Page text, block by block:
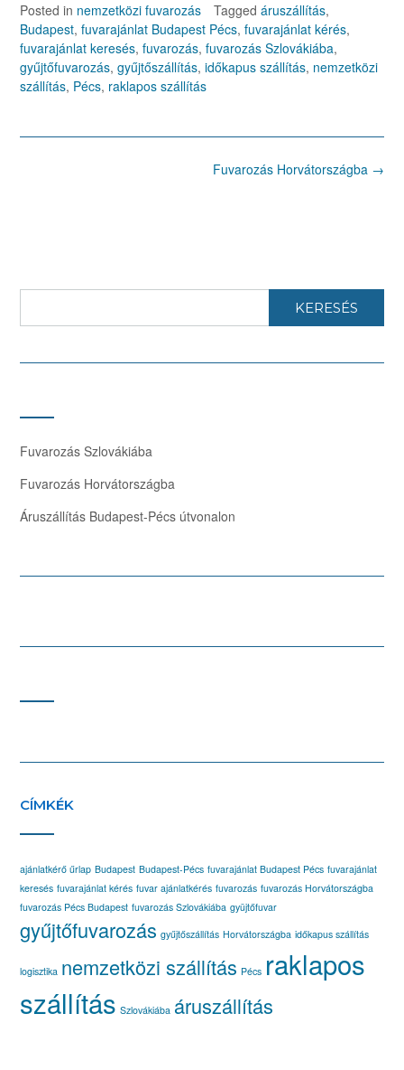
Posted in nemzetközi fuvarozás Tagged áruszállítás,
Budapest, fuvarajánlat Budapest Pécs, fuvarajánlat kérés,
fuvarajánlat keresés, fuvarozás, fuvarozás Szlovákiába,
gyűjtőfuvarozás, gyűjtőszállítás, időkapus szállítás, nemzetközi
szállítás, Pécs, raklapos szállítás
Fuvarozás Horvátországba →
KERESÉS
Fuvarozás Szlovákiába
Fuvarozás Horvátországba
Áruszállítás Budapest-Pécs útvonalon
CÍMKÉK
ajánlatkérő űrlap Budapest Budapest-Pécs fuvarajánlat Budapest Pécs fuvarajánlat
keresés fuvarajánlat kérés fuvar ajánlatkérés fuvarozás fuvarozás Horvátországba
fuvarozás Pécs Budapest fuvarozás Szlovákiába gyüjtőfuvar
gyűjtőfuvarozás gyűjtőszállítás Horvátországba időkapus szállítás
logisztika nemzetközi szállítás Pécs raklapos
szállítás Szlovákiába áruszállítás